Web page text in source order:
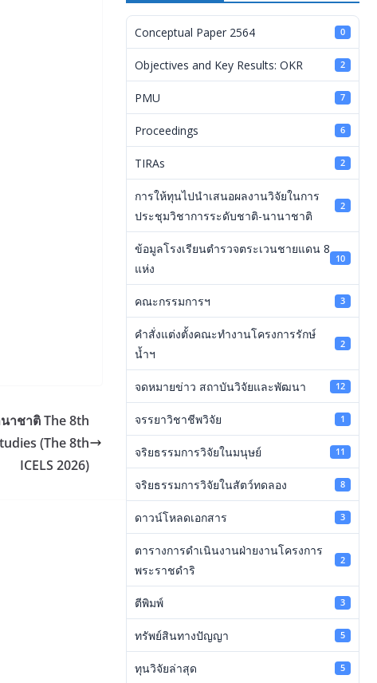
าชาติ The 8th
(The 8th
ICELS 2026)
Conceptual Paper 2564 0
Objectives and Key Results: OKR 2
PMU 7
Proceedings 6
TIRAs 2
การให้ทุนไปนำเสนอผลงานวิจัยในการ
ประชุมวิชาการระดับชาติ-นานาชาติ
2
ข้อมูลโรงเรียนตำรวจตระเวนชายแดน 8
แห่ง
10
คณะกรรมการฯ 3
คำสั่งแต่งตั้งคณะทำงานโครงการรักษ์
น้ำฯ
2
จดหมายข่าว สถาบันวิจัยและพัฒนา 12
จรรยาวิชาชีพวิจัย 1
จริยธรรมการวิจัยในมนุษย์ 11
จริยธรรมการวิจัยในสัตว์ทดลอง 8
ดาวน์โหลดเอกสาร 3
ตารางการดำเนินงานฝ่ายงานโครงการ
พระราชดำริ
2
ตีพิมพ์ 3
ทรัพย์สินทางปัญญา 5
ทุนวิจัยล่าสุด 5